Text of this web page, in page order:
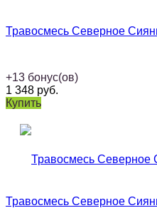
Травосмесь Северное
+13 бонус(ов)
1 348 руб.
Купить
Травосмесь Северное